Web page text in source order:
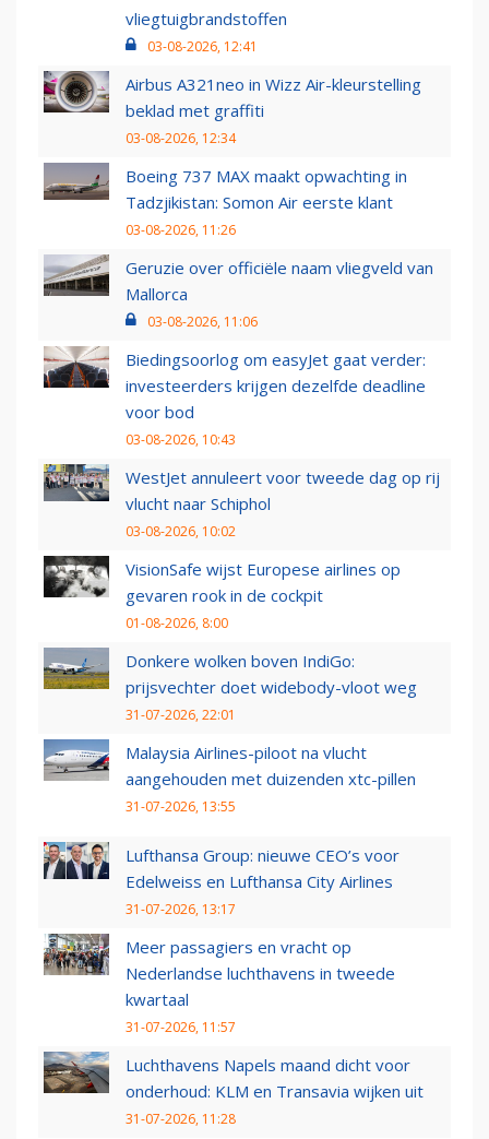
vliegtuigbrandstoffen
03-08-2026, 12:41
Airbus A321neo in Wizz Air-kleurstelling
beklad met graffiti
03-08-2026, 12:34
Boeing 737 MAX maakt opwachting in
Tadzjikistan: Somon Air eerste klant
03-08-2026, 11:26
Geruzie over officiële naam vliegveld van
Mallorca
03-08-2026, 11:06
Biedingsoorlog om easyJet gaat verder:
investeerders krijgen dezelfde deadline
voor bod
03-08-2026, 10:43
WestJet annuleert voor tweede dag op rij
vlucht naar Schiphol
03-08-2026, 10:02
VisionSafe wijst Europese airlines op
gevaren rook in de cockpit
01-08-2026, 8:00
Donkere wolken boven IndiGo:
prijsvechter doet widebody-vloot weg
31-07-2026, 22:01
Malaysia Airlines-piloot na vlucht
aangehouden met duizenden xtc-pillen
31-07-2026, 13:55
Lufthansa Group: nieuwe CEO’s voor
Edelweiss en Lufthansa City Airlines
31-07-2026, 13:17
Meer passagiers en vracht op
Nederlandse luchthavens in tweede
kwartaal
31-07-2026, 11:57
Luchthavens Napels maand dicht voor
onderhoud: KLM en Transavia wijken uit
31-07-2026, 11:28